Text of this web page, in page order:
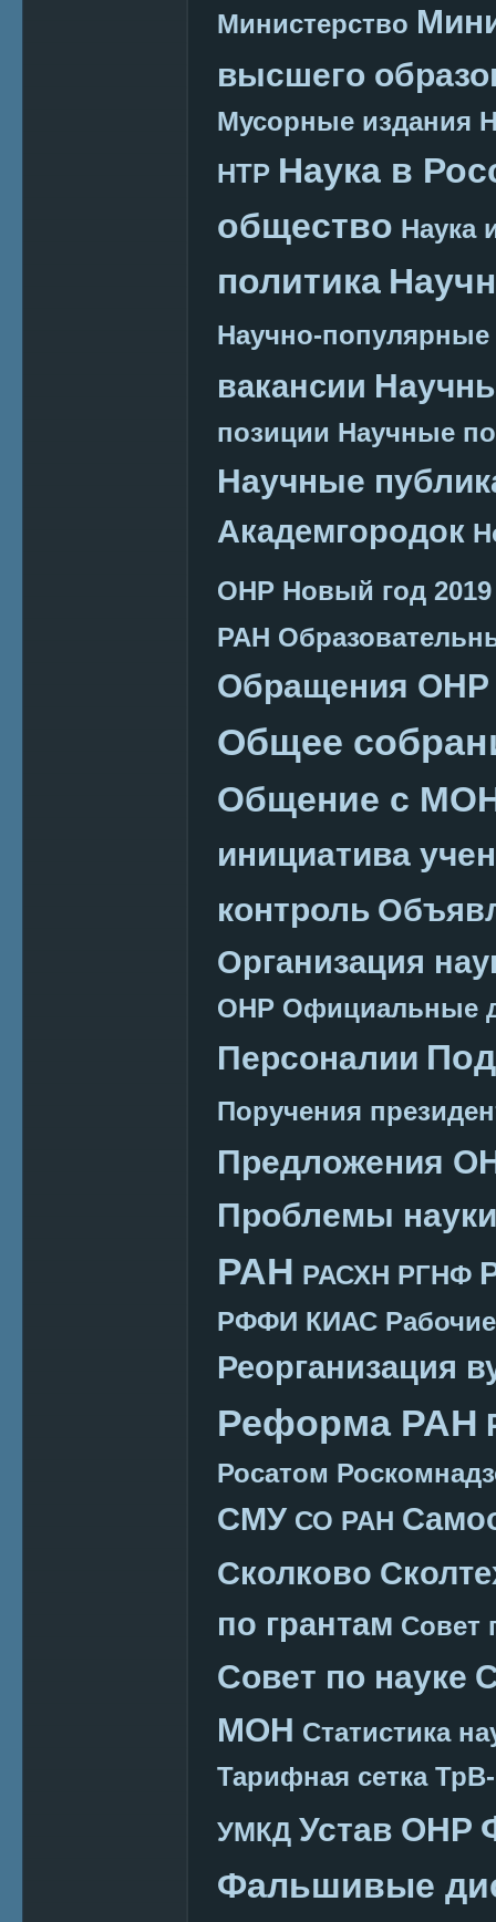
Министерство
высшего
Мусорные издания
НТР Наука в
общество Наука
политика
Научно-
вакансии
позиции Научные
Научные
Академгородок
ОНР Новый год 2019
РАН
Обращения ОНР
Общее
Общение с
инициатива
контроль
Организация
ОНР Официальные
Персоналии
Поручения
Предложения
Проблемы науки
РАН РАСХН РГНФ
РФФИ КИАС
Реорганизация
Реформа РАН
Росатом
СМУ СО РАН
Сколково
по грантам Совет
Совет по науке
МОН Статистика
Тарифная сетка
УМКД Устав ОНР
Фальшивые